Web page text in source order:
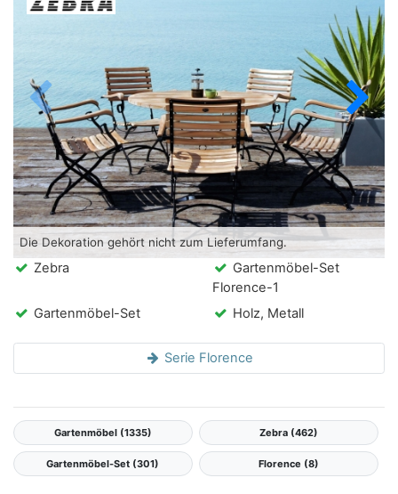
Die Dekoration gehört nicht zum Lieferumfang.
Zebra
Gartenmöbel-Set
Florence-1
Gartenmöbel-Set
Holz, Metall
Serie Florence
Gartenmöbel (1335) Zebra (462)
Gartenmöbel-Set (301) Florence (8)